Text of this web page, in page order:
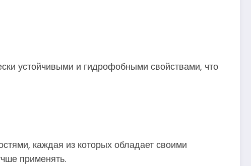
устойчивыми и гидрофобными свойствами, что
каждая из которых обладает своими
применять.